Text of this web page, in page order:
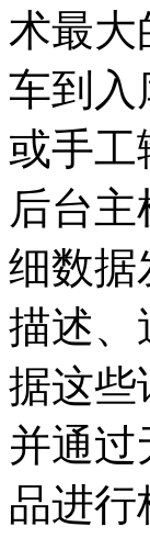
术最大
车到入
或手工
后台
细数据
描述、
据这些
并通
品进